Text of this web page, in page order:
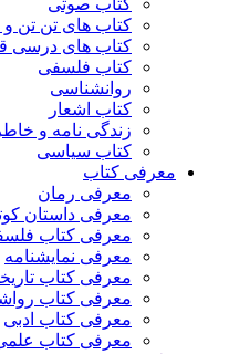
کتاب صوتی
کتاب های تن تن و
کتاب های درسی
کتاب فلسفی
روانشناسی
کتاب اشعار
زندگی نامه و
کتاب سیاسی
معرفی کتاب
معرفی رمان
معرفی داستان
معرفی کتاب
معرفی نمایشنامه
معرفی کتاب
معرفی کتاب
معرفی کتاب ادبی
معرفی کتاب